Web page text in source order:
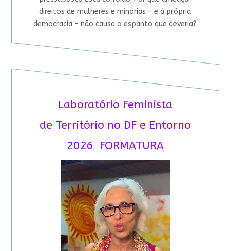
direitos de mulheres e minorias – e à própria
democracia – não causa o espanto que deveria?
Laboratório Feminista
de Território no DF e Entorno
2026 FORMATURA